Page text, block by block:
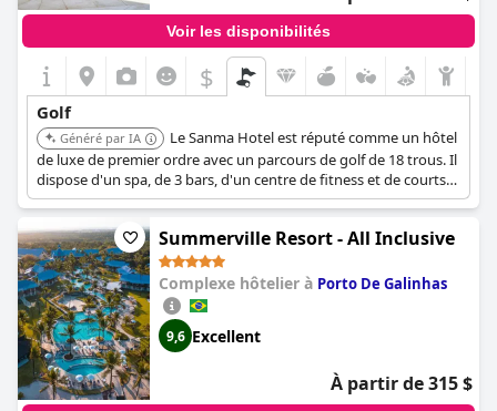
Voir les disponibilités
$
Golf
Généré par IA
Le Sanma Hotel est réputé comme un hôtel
de luxe de premier ordre avec un parcours de golf de 18 trous. Il
dispose d'un spa, de 3 bars, d'un centre de fitness et de courts
de tennis extérieurs. Il est situé à une courte distance du Parque
de Aves et de l'entrée des chutes d'Iguassu.
Summerville Resort - All Inclusive
Complexe hôtelier à Porto De Galinhas
9,6 Excellent
À partir de 315 $